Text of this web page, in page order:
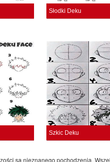
Słodki Deku
Szkic Deku
są nieznanego pochodzenia.